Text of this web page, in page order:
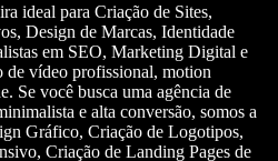
ideal para Criação de Sites,
Design de Marcas, Identidade
em SEO, Marketing Digital e
de vídeo profissional, motion
Se você busca uma agência de
e alta conversão, somos a
Gráfico, Criação de Logotipos,
Criação de Landing Pages de